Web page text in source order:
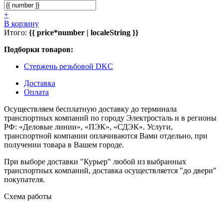
+
В корзину
Итого: {{ price*number | localeString }}
Подборки товаров:
Стержень резьбовой DKC
Доставка
Оплата
Осуществляем бесплатную доставку до терминала
транспортных компаний по городу Электросталь и в регионы
РФ: «Деловые линии», «ПЭК», «СДЭК». Услуги,
транспортной компании оплачиваются Вами отдельно, при
получении товара в Вашем городе.
При выборе доставки "Курьер" любой из выбранных
транспортных компаний, доставка осуществляется "до двери"
покупателя.
Схема работы